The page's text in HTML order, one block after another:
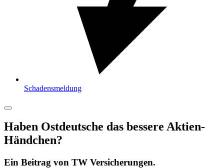
Schadensmeldung
Haben Ostdeutsche das bessere Aktien-
Händchen?
Ein Beitrag von TW Versicherungen.